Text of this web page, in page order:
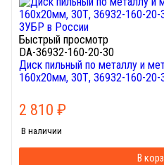
Быстрый просмотр
DA-36932-160-20-30
Диск пильный по металлу и
160х20мм, 30Т, 36932-160-20-
2 810 ₽
В наличии
В